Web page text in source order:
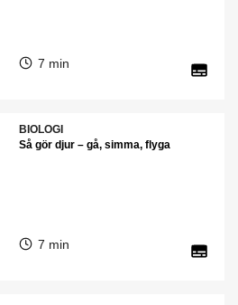
7 min
BIOLOGI
Så gör djur – gå, simma, flyga
7 min